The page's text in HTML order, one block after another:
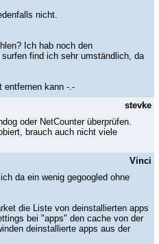
nicht.
Ich hab noch den
find ich sehr umständlich, da
entfernen kann -.-
stevke
oder NetCounter überprüfen.
brauch auch nicht viele
Vinci
da ein wenig gegoogled ohne
die Liste von deinstallierten apps
bei "apps" den cache von der
deinstallierte apps aus der